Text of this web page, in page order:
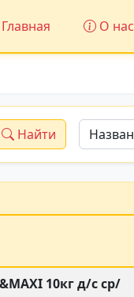
Главная О нас
Найти
10кг д/с ср/